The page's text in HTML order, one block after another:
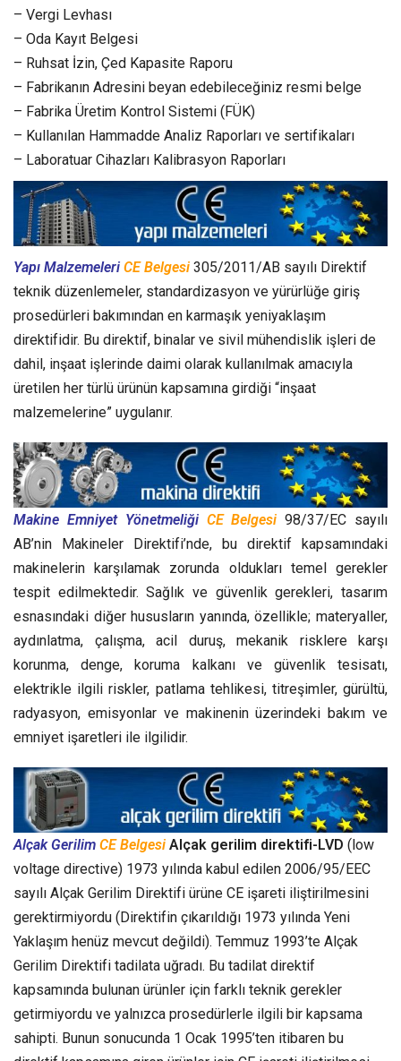
– Vergi Levhası
– Oda Kayıt Belgesi
– Ruhsat İzin, Çed Kapasite Raporu
– Fabrikanın Adresini beyan edebileceğiniz resmi belge
– Fabrika Üretim Kontrol Sistemi (FÜK)
– Kullanılan Hammadde Analiz Raporları ve sertifikaları
– Laboratuar Cihazları Kalibrasyon Raporları
Yapı Malzemeleri CE Belgesi 305/2011/AB sayılı Direktif
teknik düzenlemeler, standardizasyon ve yürürlüğe giriş
prosedürleri bakımından en karmaşık yeniyaklaşım
direktifidir. Bu direktif, binalar ve sivil mühendislik işleri de
dahil, inşaat işlerinde daimi olarak kullanılmak amacıyla
üretilen her türlü ürünün kapsamına girdiği “inşaat
malzemelerine” uygulanır.
Makine Emniyet Yönetmeliği CE Belgesi98/37/EC sayılı
AB’nin Makineler Direktifi’nde, bu direktif kapsamındaki
makinelerin karşılamak zorunda oldukları temel gerekler
tespit edilmektedir. Sağlık ve güvenlik gerekleri, tasarım
esnasındaki diğer hususların yanında, özellikle; materyaller,
aydınlatma, çalışma, acil duruş, mekanik risklere karşı
korunma, denge, koruma kalkanı ve güvenlik tesisatı,
elektrikle ilgili riskler, patlama tehlikesi, titreşimler, gürültü,
radyasyon, emisyonlar ve makinenin üzerindeki bakım ve
emniyet işaretleri ile ilgilidir.
Alçak Gerilim CE Belgesi Alçak gerilim direktifi-LVD (low
voltage directive) 1973 yılında kabul edilen 2006/95/EEC
sayılı Alçak Gerilim Direktifi ürüne CE işareti iliştirilmesini
gerektirmiyordu (Direktifin çıkarıldığı 1973 yılında Yeni
Yaklaşım henüz mevcut değildi). Temmuz 1993’te Alçak
Gerilim Direktifi tadilata uğradı. Bu tadilat direktif
kapsamında bulunan ürünler için farklı teknik gerekler
getirmiyordu ve yalnızca prosedürlerle ilgili bir kapsama
sahipti. Bunun sonucunda 1 Ocak 1995’ten itibaren bu